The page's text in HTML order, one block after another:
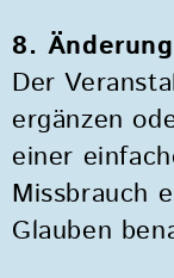
8.
Der
ergänzen
einer
Missbrauch
Glauben